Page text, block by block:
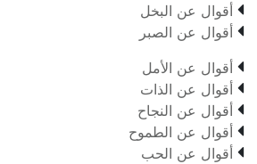
 أقوال عن البخل
 أقوال عن الصبر
 أقوال عن الأمل
 أقوال عن الذات
 أقوال عن النجاح
 أقوال عن الطموح
 أقوال عن الحب